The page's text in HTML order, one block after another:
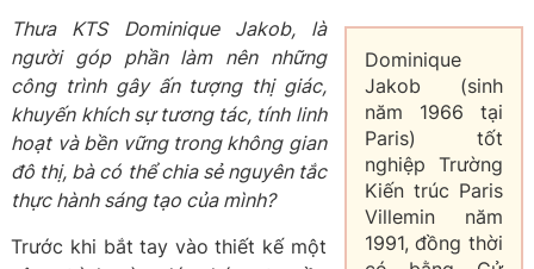
Dominique
Jakob (sinh
năm 1966 tại
Paris) tốt
nghiệp Trường
Kiến trúc Paris
Villemin năm
1991, đồng thời
Thưa KTS Dominique Jakob, là
người góp phần làm nên những
công trình gây ấn tượng thị giác,
khuyến khích sự tương tác, tính linh
hoạt và bền vững trong không gian
đô thị, bà có thể chia sẻ nguyên tắc
thực hành sáng tạo của mình?
Trước khi bắt tay vào thiết kế một